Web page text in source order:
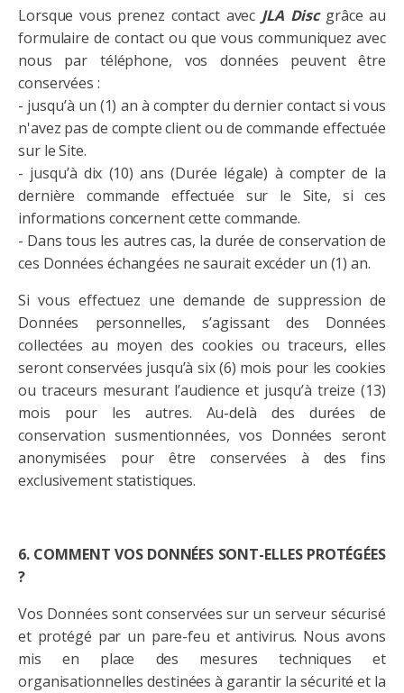
Lorsque vous prenez contact avec JLA Discgrâce au
formulaire de contact ou que vous communiquez avec
nous par téléphone, vos données peuvent être
conservées :
- jusqu’à un (1) an à compter du dernier contact si vous
n'avez pas de compte client ou de commande effectuée
sur le Site.
- jusqu’à dix (10) ans (Durée légale) à compter de la
dernière commande effectuée sur le Site, si ces
informations concernent cette commande.
- Dans tous les autres cas, la durée de conservation de
ces Données échangées ne saurait excéder un (1) an.
Si vous effectuez une demande de suppression de
Données personnelles, s’agissant des Données
collectées au moyen des cookies ou traceurs, elles
seront conservées jusqu’à six (6) mois pour les cookies
ou traceurs mesurant l’audience et jusqu’à treize (13)
mois pour les autres. Au-delà des durées de
conservation susmentionnées, vos Données seront
anonymisées pour être conservées à des fins
exclusivement statistiques.
6. COMMENT VOS DONNÉES SONT-ELLES PROTÉGÉES
?
Vos Données sont conservées sur un serveur sécurisé
et protégé par un pare-feu et antivirus. Nous avons
mis en place des mesures techniques et
organisationnelles destinées à garantir la sécurité et la